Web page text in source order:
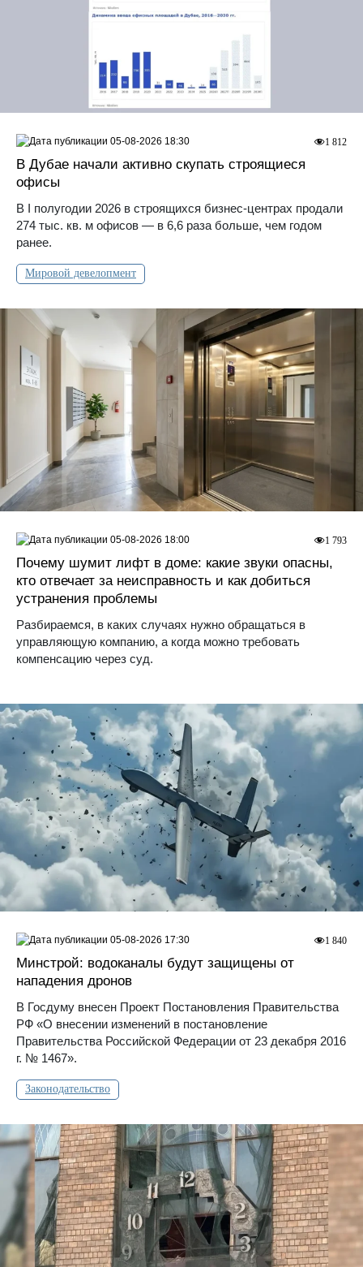
В Дубае начали активно скупать строящиеся
офисы
В I полугодии 2026 в строящихся бизнес-центрах продали
274 тыс. кв. м офисов — в 6,6 раза больше, чем годом
ранее.
Мировой девелопмент
1 812
05-08-2026 18:30
Почему шумит лифт в доме: какие звуки опасны,
кто отвечает за неисправность и как добиться
устранения проблемы
Разбираемся, в каких случаях нужно обращаться в
управляющую компанию, а когда можно требовать
компенсацию через суд.
1 793
05-08-2026 18:00
Минстрой: водоканалы будут защищены от
нападения дронов
В Госдуму внесен Проект Постановления Правительства
РФ «О внесении изменений в постановление
Правительства Российской Федерации от 23 декабря 2016
г. № 1467».
Законодательство
1 840
05-08-2026 17:30